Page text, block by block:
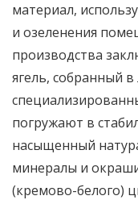
материал,
и озеленения
производства
ягель, собранный
погружают в
насыщенный
минералы и
(кремово-белого)